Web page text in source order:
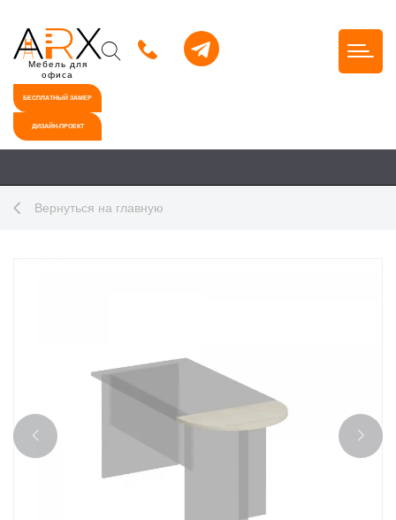
Мебель для
офиса
БЕСПЛАТНЫЙ ЗАМЕР
ДИЗАЙН-ПРОЕКТ
Вернуться на главную